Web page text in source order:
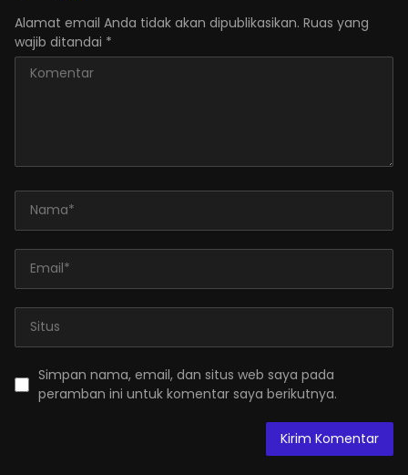
Alamat email Anda tidak akan dipublikasikan. Ruas yang
wajib ditandai *
Simpan nama, email, dan situs web saya pada
peramban ini untuk komentar saya berikutnya.